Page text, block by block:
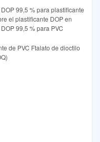
99,5 % para plastificante
el plastificante DOP en
99,5 % para PVC
de PVC Ftalato de dioctilo